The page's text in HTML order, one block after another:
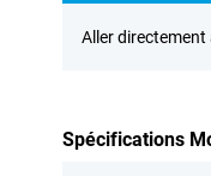
Aller directement
Spécifications